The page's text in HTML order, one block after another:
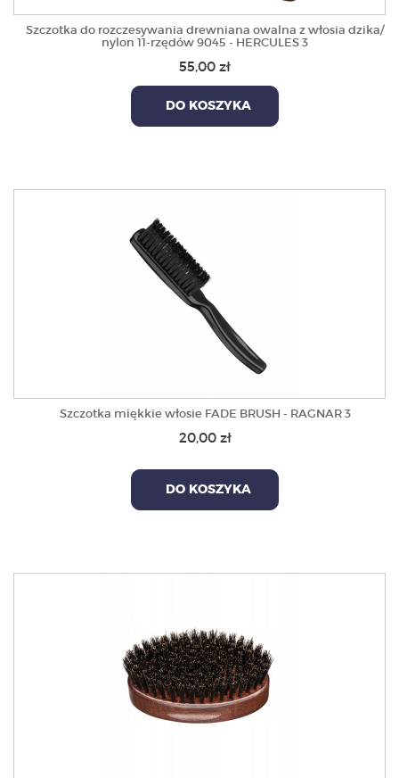
Szczotka do rozczesywania drewniana owalna z włosia dzika/
nylon 11-rzędów 9045 - HERCULES 3
55,00 zł
DO KOSZYKA
Szczotka miękkie włosie FADE BRUSH - RAGNAR 3
20,00 zł
DO KOSZYKA